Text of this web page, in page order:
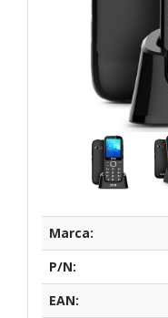
Marca:
P/N:
EAN: